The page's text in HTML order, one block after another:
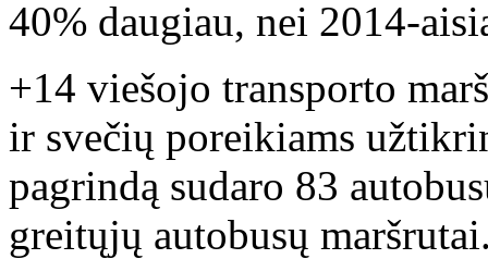
40% daugiau, nei 2014-
+14 viešojo transporto
ir svečių poreikiams
pagrindą sudaro 83
greitųjų autobusų